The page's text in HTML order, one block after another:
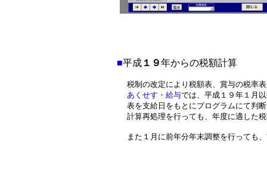
■平成 １９年からの税額計算
税制の改定により税額表、賞与の税率
あくせす・給与では、平成１９年１月
表を支給日をもとにプログラムにて判
計算再処理を行っても、年度に適した
また１月に前年分年末調整を行っても